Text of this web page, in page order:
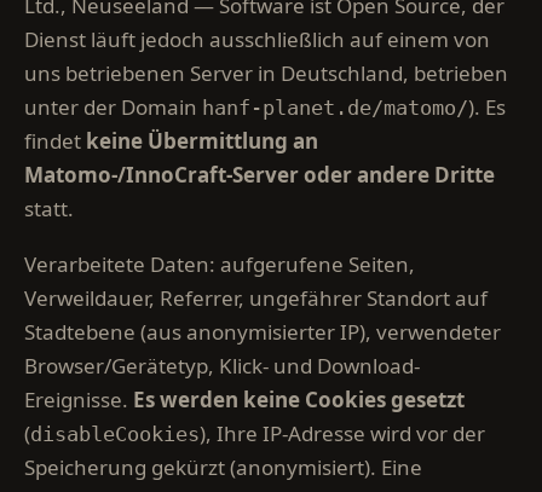
Dienst läuft jedoch ausschließlich auf einem von
uns betriebenen Server in Deutschland, betrieben
unter der Domain hanf-planet.de/matomo/). Es
findet keine Übermittlung an
Matomo-/InnoCraft-Server oder andere Dritte
statt.
Verarbeitete Daten: aufgerufene Seiten,
Verweildauer, Referrer, ungefährer Standort auf
Stadtebene (aus anonymisierter IP), verwendeter
Browser/Gerätetyp, Klick- und Download-
Ereignisse. Es werden keine Cookies gesetzt
(disableCookies), Ihre IP-Adresse wird vor der
Speicherung gekürzt (anonymisiert). Eine